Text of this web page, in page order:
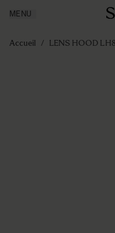
Made in Aizu
Support
MENU
Accueil / LENS HOOD